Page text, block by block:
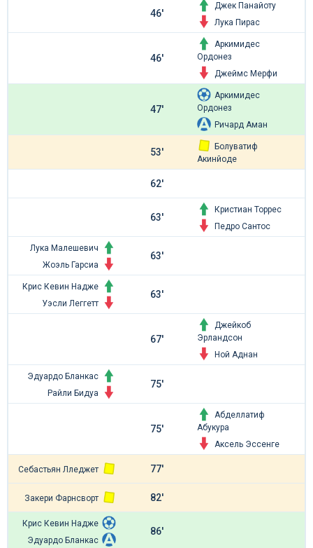
46'
Джек Панайоту
Лука Пирас
46'
Аркимидес
Ордонез
Джеймс Мерфи
47'
Аркимидес
Ордонез
Ричард Аман
53'
Болуватиф
Акинйоде
62'
63'
Кристиан Торрес
Педро Сантос
Лука Малешевич
Жоэль Гарсиа
63'
Крис Кевин Надже
Уэсли Леггетт
63'
67'
Джейкоб
Эрландсон
Ной Аднан
Эдуардо Бланкас
Райли Бидуа
75'
75'
Абделлатиф
Абукура
Аксель Эссенге
Себастьян Лледжет 77'
Закери Фарнсворт 82'
Крис Кевин Надже
Эдуардо Бланкас
86'